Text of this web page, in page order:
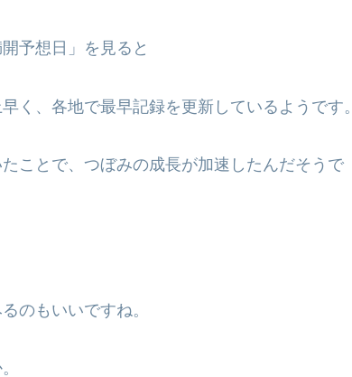
予想日」を見ると
く、各地で最早記録を更新しているようです。
ことで、つぼみの成長が加速したんだそうで
のもいいですね。